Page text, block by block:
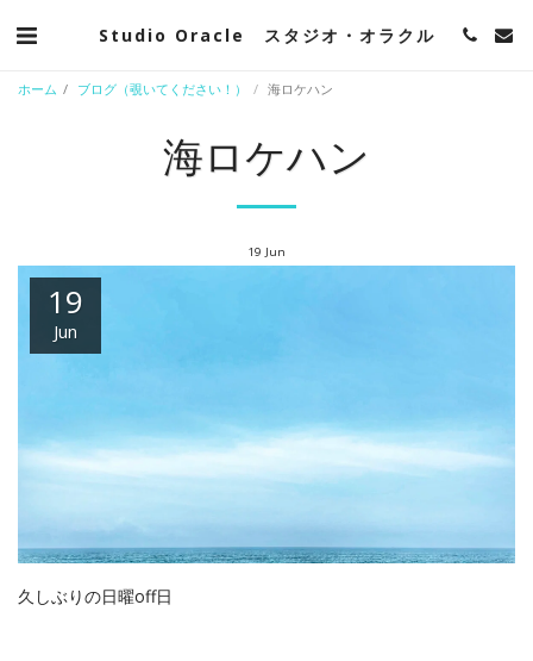
Studio Oracle スタジオ・オラクル
ホーム ブログ（覗いてください！） 海ロケハン
海ロケハン
19 Jun
19
Jun
久しぶりの日曜off日